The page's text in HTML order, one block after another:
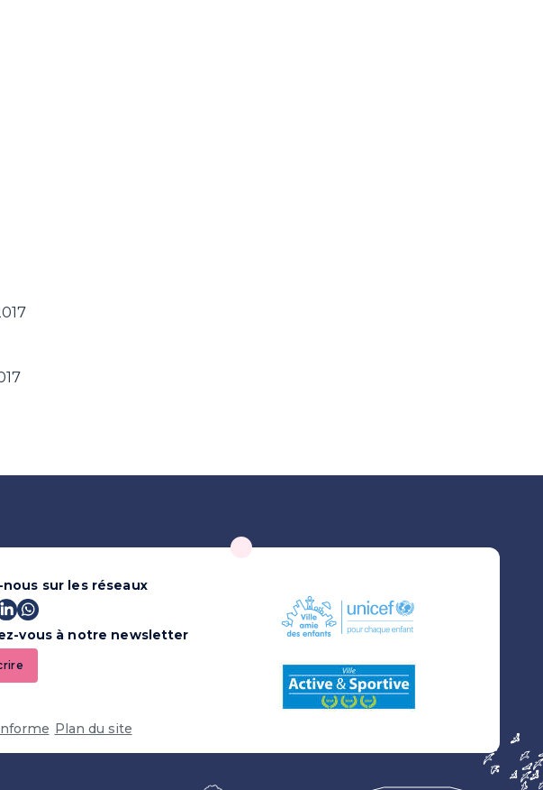
nous sur les réseaux
vous à notre newsletter
Plan du site